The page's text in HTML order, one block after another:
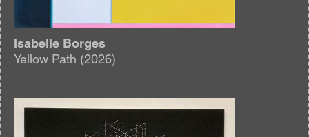
Isabelle Borges
Yellow Path (2026)
Afbeelding